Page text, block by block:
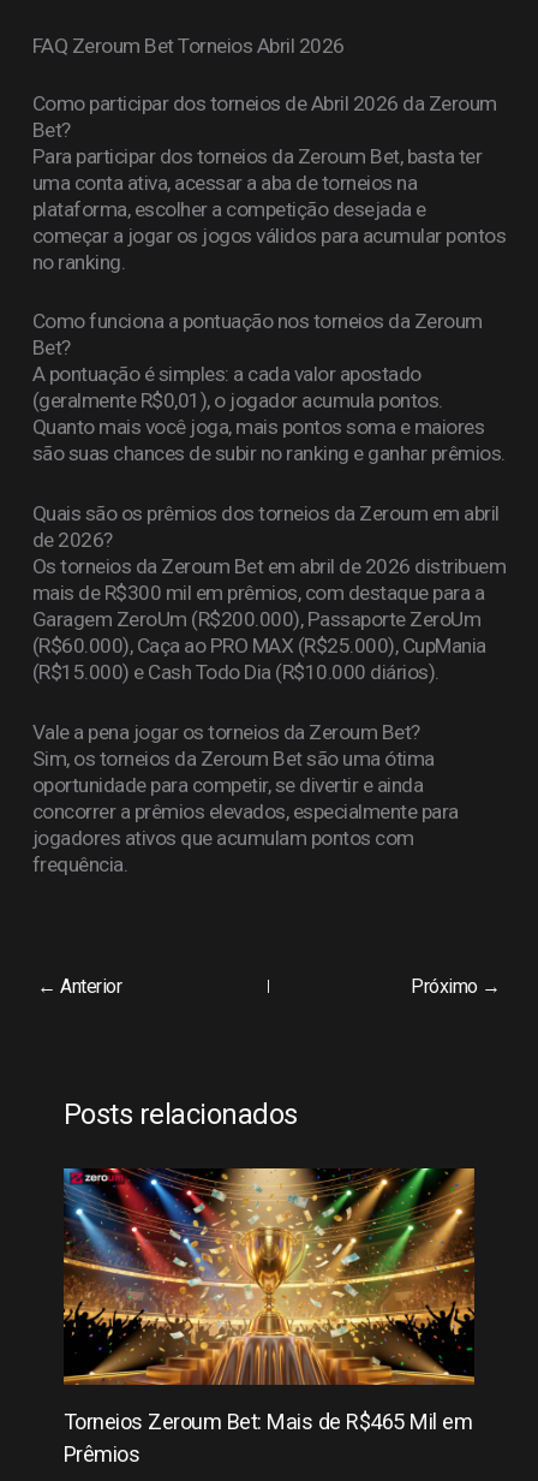
FAQ Zeroum Bet Torneios Abril 2026
Como participar dos torneios de Abril 2026 da Zeroum
Bet?
Para participar dos torneios da Zeroum Bet, basta ter
uma conta ativa, acessar a aba de torneios na
plataforma, escolher a competição desejada e
começar a jogar os jogos válidos para acumular pontos
no ranking.
Como funciona a pontuação nos torneios da Zeroum
Bet?
A pontuação é simples: a cada valor apostado
(geralmente R$0,01), o jogador acumula pontos.
Quanto mais você joga, mais pontos soma e maiores
são suas chances de subir no ranking e ganhar prêmios.
Quais são os prêmios dos torneios da Zeroum em abril
de 2026?
Os torneios da Zeroum Bet em abril de 2026 distribuem
mais de R$300 mil em prêmios, com destaque para a
Garagem ZeroUm (R$200.000), Passaporte ZeroUm
(R$60.000), Caça ao PRO MAX (R$25.000), CupMania
(R$15.000) e Cash Todo Dia (R$10.000 diários).
Vale a pena jogar os torneios da Zeroum Bet?
Sim, os torneios da Zeroum Bet são uma ótima
oportunidade para competir, se divertir e ainda
concorrer a prêmios elevados, especialmente para
jogadores ativos que acumulam pontos com
frequência.
← Anterior Próximo →
Posts relacionados
Torneios Zeroum Bet: Mais de R$465 Mil em
Prêmios